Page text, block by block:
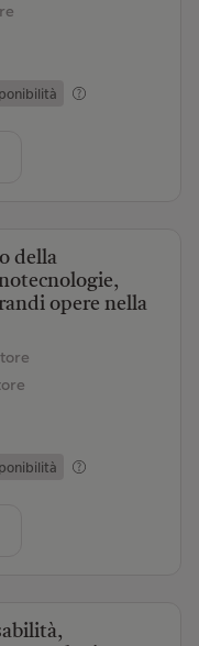
della
opere nella